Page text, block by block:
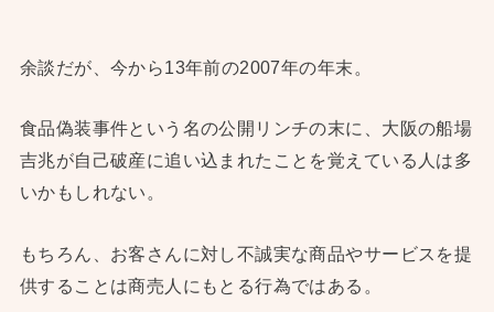
余談だが、今から13年前の2007年の年末。
食品偽装事件という名の公開リンチの末に、大阪の船場
吉兆が自己破産に追い込まれたことを覚えている人は多
いかもしれない。
もちろん、お客さんに対し不誠実な商品やサービスを提
供することは商売人にもとる行為ではある。